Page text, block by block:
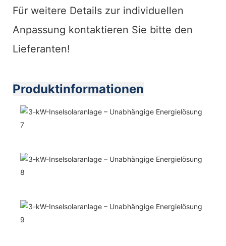
Für weitere Details zur individuellen
Anpassung kontaktieren Sie bitte den
Lieferanten!
Produktinformationen